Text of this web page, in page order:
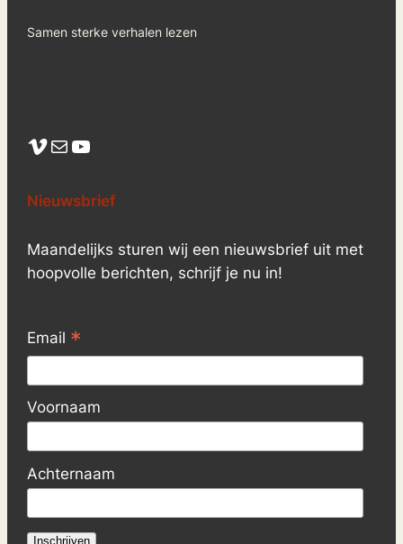
Samen sterke verhalen lezen
Vimeo Mail YouTube
Nieuwsbrief
Maandelijks sturen wij een nieuwsbrief uit met
hoopvolle berichten, schrijf je nu in!
Email *
Voornaam
Achternaam